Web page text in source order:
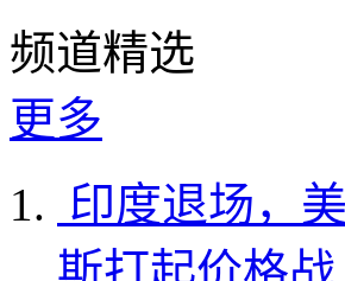
频道精选
更多
印度退场，
斯打起价格战